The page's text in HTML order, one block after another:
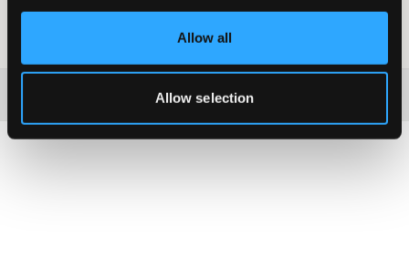
Allow all
Allow selection
Farbe: Lavendel